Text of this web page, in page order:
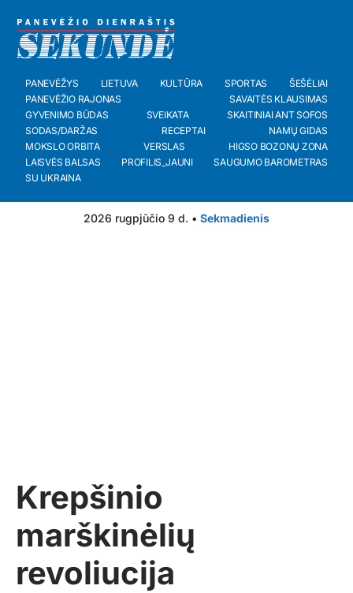
PANEVĖŽYS LIETUVA KULTŪRA SPORTAS
ŠEŠĖLIAI
PANEVĖŽIO RAJONAS
SAVAITĖS KLAUSIMAS
GYVENIMO BŪDAS
SVEIKATA
SKAITINIAI ANT SOFOS
SODAS/DARŽAS
RECEPTAI
NAMŲ GIDAS
MOKSLO ORBITA
VERSLAS
HIGSO BOZONŲ ZONA
LAISVĖS BALSAS
PROFILIS_JAUNI
SAUGUMO BAROMETRAS
SU UKRAINA
2026 rugpjūčio 9 d. • Sekmadienis
Krepšinio
marškinėlių
revoliucija